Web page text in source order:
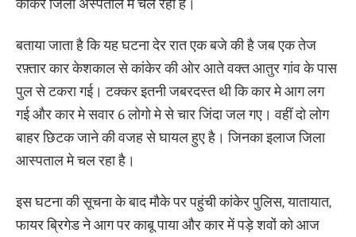
बताया जाता है कि यह घटना देर रात एक बजे की है जब एक तेज
रफ़्तार कार केशकाल से कांकेर की ओर आते वक्त आतुर गांव के पास
पुल से टकरा गई। टक्कर इतनी जबरदस्त थी कि कार मे आग लग
गई और कार मे सवार 6 लोगो मे से चार जिंदा जल गए। वहीं दो लोग
बाहर छिटक जाने की वजह से घायल हुए है। जिनका इलाज जिला
आस्पताल मे चल रहा है।
इस घटना की सूचना के बाद मौके पर पहुंची कांकेर पुलिस, यातायात,
फायर ब्रिगेड ने आग पर काबू पाया और कार में पड़े शवों को आज